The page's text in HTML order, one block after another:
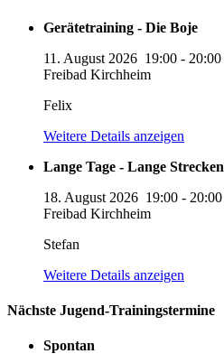
Gerätetraining - Die Boje
11. August 2026 19:00 - 20:00
Freibad Kirchheim
Felix
Weitere Details anzeigen
Lange Tage - Lange Strecken
18. August 2026 19:00 - 20:00
Freibad Kirchheim
Stefan
Weitere Details anzeigen
Nächste Jugend-Trainingstermine
Spontan